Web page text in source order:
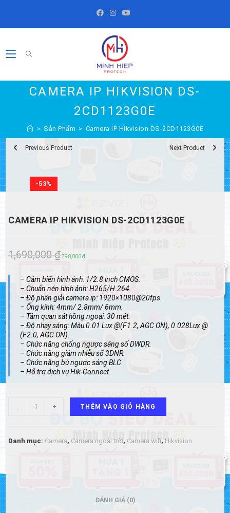
CAMERA IP HIKVISION DS-
2CD1123G0E
> Sản Phẩm > Camera IP Hikvision DS-2CD1123G0E
-53%
Previous Product Next Product
CAMERA IP HIKVISION DS-2CD1123G0E
1,690,000₫Giá
là:
1,690,000 ₫.
790,000₫Giá
tại
là:
790,000 ₫.
– Cảm biến hình ảnh: 1/2.8 inch CMOS.
– Chuẩn nén hình ảnh: H265/H.264.
– Độ phân giải camera ip: 1920×1080@20fps.
– Ống kính: 4mm/ 2.8mm/ 6mm.
– Tầm quan sát hồng ngoại: 30 mét.
– Độ nhạy sáng: Màu 0.01 Lux @(F1.2, AGC ON), 0.028Lux @
(F2.0, AGC ON).
– Chức năng chống ngược sáng số DWDR.
– Chức năng giảm nhiễu số 3DNR.
– Chức năng bù ngược sáng BLC.
– Hỗ trợ dịch vụ Hik-Connect.
2CD1123G0E
- + THÊM VÀO GIỎ HÀNG
Danh mục: Camera, Camera ngoài trời, Camera wifi, Hikvision
ĐÁNH GIÁ (0)